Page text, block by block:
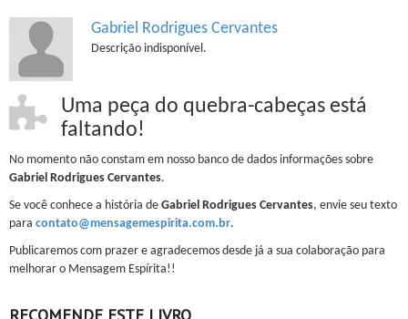
Gabriel Rodrigues Cervantes
Descrição indisponível.
Uma peça do quebra-cabeças está
faltando!
No momento não constam em nosso banco de dados informações sobre
Gabriel Rodrigues Cervantes.
Se você conhece a história de Gabriel Rodrigues Cervantes, envie seu texto
para contato@mensagemespirita.com.br.
Publicaremos com prazer e agradecemos desde já a sua colaboração para
melhorar o Mensagem Espírita!!